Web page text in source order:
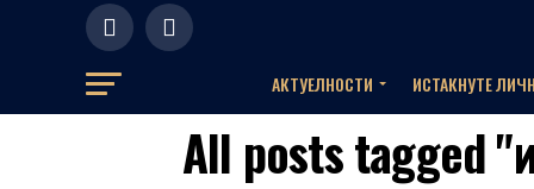
АКТУЕЛНOСТИ ИСТАКНУТЕ
All posts tagged